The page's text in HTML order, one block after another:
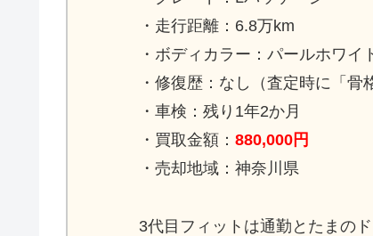
・走行距離：6.8万km
・ボディカラー：パールホワイ
・修復歴：なし（査定時に「骨
・車検：残り1年2か月
・買取金額： 880,000円
・売却地域：神奈川県
3代目フィットは通勤とたまの